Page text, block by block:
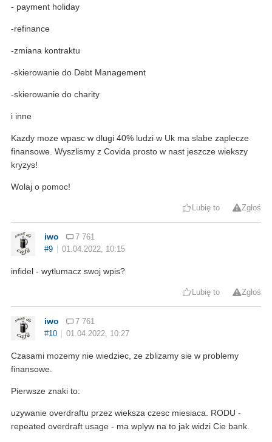
- payment holiday
-refinance
-zmiana kontraktu
-skierowanie do Debt Management
-skierowanie do charity
i inne
Kazdy moze wpasc w dlugi 40% ludzi w Uk ma slabe zaplecze
finansowe. Wyszlismy z Covida prosto w nast jeszcze wiekszy
kryzys!
Wolaj o pomoc!
Lubię to Zgłoś
iwo
7 761
#9
01.04.2022, 10:15
infidel - wytlumacz swoj wpis?
Lubię to Zgłoś
iwo
7 761
#10
01.04.2022, 10:27
Czasami mozemy nie wiedziec, ze zblizamy sie w problemy
finansowe.
Pierwsze znaki to:
uzywanie overdraftu przez wieksza czesc miesiaca. RODU -
repeated overdraft usage - ma wplyw na to jak widzi Cie bank.